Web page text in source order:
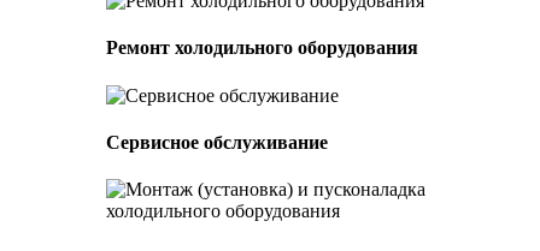
Ремонт холодильного оборудования
Сервисное обслуживание